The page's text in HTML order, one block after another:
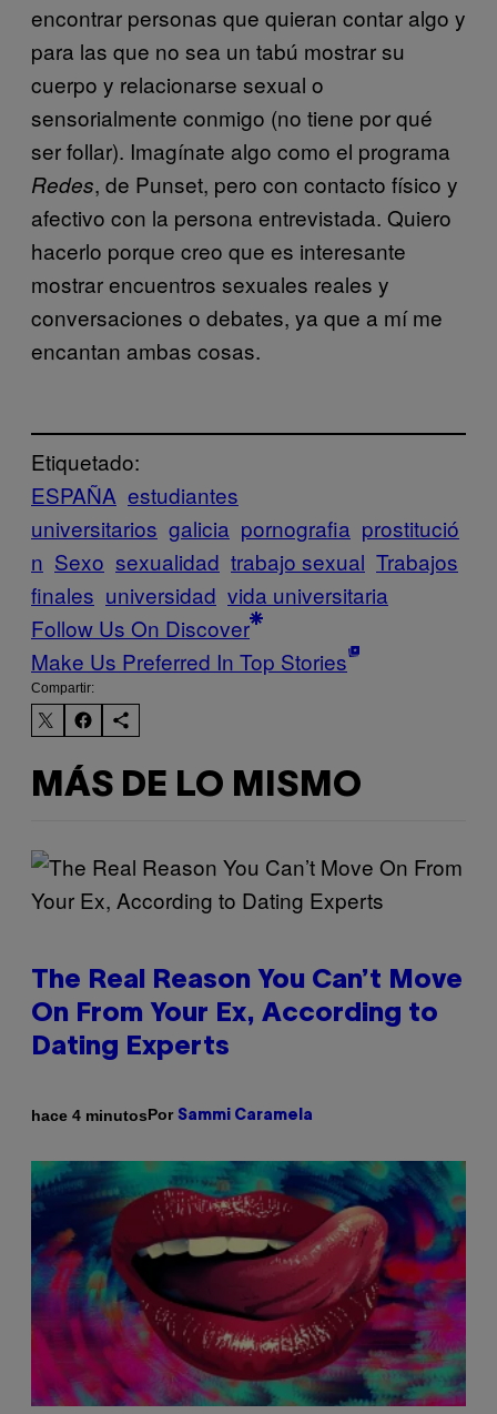
encontrar personas que quieran contar algo y
para las que no sea un tabú mostrar su
cuerpo y relacionarse sexual o
sensorialmente conmigo (no tiene por qué
ser follar). Imagínate algo como el programa
Redes, de Punset, pero con contacto físico y
afectivo con la persona entrevistada. Quiero
hacerlo porque creo que es interesante
mostrar encuentros sexuales reales y
conversaciones o debates, ya que a mí me
encantan ambas cosas.
Etiquetado:
ESPAÑA estudiantes
universitarios galicia pornografia prostitució
n Sexo sexualidad trabajo sexual Trabajos
finales universidad vida universitaria
Follow Us On Discover
Make Us Preferred In Top Stories
Compartir:
MÁS DE LO MISMO
The Real Reason You Can’t Move
On From Your Ex, According to
Dating Experts
hace 4 minutosPor Sammi Caramela